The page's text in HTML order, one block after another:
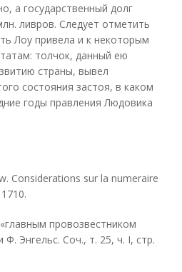
а государственный долг
ливров. Следует отметить
Лоу привела и к некоторым
толчок, данный ею
страны, вывел
состояния застоя, в каком
годы правления Людовика
Considerations sur la numeraire
провозвестником
Ф. Энгельс. Соч., т. 25, ч. I, стр.